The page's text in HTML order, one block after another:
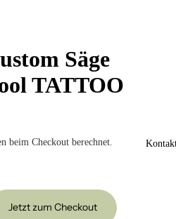
Säge
TATTOO
beim Checkout berechnet.
Jetzt zum Checkout